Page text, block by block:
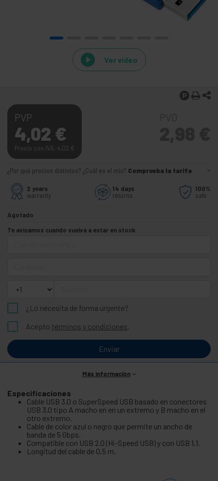
Ver video
PVP
4,02 €
Precio con IVA: 4,02 €
¿Por qué precios distintos? ¿Cuál es el mío? Comprueba la tarifa
2 years
warranty
14 days
returns
100%
safe
Agotado
Te avisamos cuando vuelva a estar en stock.
¿Lo necesita de forma urgente?
Acepto términos y condiciones.
Enviar
Más información
Especificaciones
Cable USB 3.0 o SuperSpeed USB basado en conectores
USB 3.0 tipo A macho en en un extremo y B macho en el
otro extremo.
Cable de color azul o negro que permite un ancho de
banda de 5 Gbps.
Compatible con USB 2.0 (Hi-Speed USB) y con USB 1.1.
Longitud del cable de 0,5 m.